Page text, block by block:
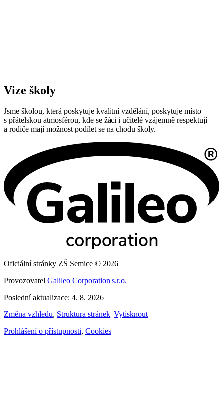
Vize školy
Jsme školou, která poskytuje kvalitní vzdělání, poskytuje místo
s přátelskou atmosférou, kde se žáci i učitelé vzájemně respektují
a rodiče mají možnost podílet se na chodu školy.
Oficiální stránky ZŠ Semice © 2026
Provozovatel Galileo Corporation s.r.o.
Poslední aktualizace: 4. 8. 2026
Změna vzhledu, Struktura stránek, Vytisknout
Prohlášení o přístupnosti, Cookies